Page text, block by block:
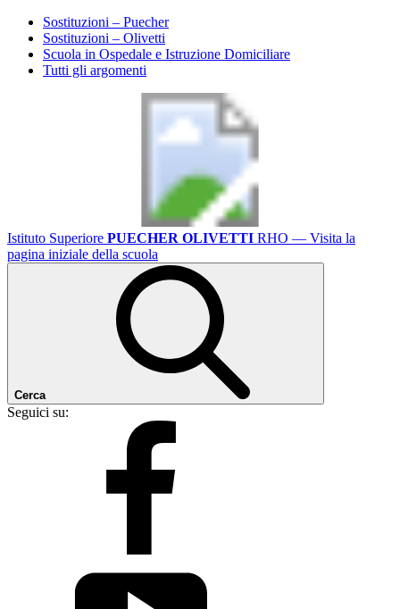
Sostituzioni – Puecher
Sostituzioni – Olivetti
Scuola in Ospedale e Istruzione Domiciliare
Tutti gli argomenti
Istituto Superiore PUECHER OLIVETTI RHO — Visita la
pagina iniziale della scuola
Cerca
Seguici su: